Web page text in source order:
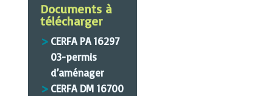
Documents à
télécharger
CERFA PA 16297
03-permis
d’aménager
CERFA DM 16700